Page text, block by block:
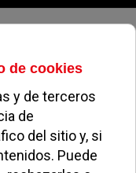
las obras
de la